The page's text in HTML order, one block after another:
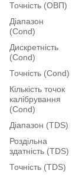
Точність (ОВП)
Діапазон
(Cond)
Дискретність
(Cond)
Точність (Cond)
Кількість точок
калібрування
(Cond)
Діапазон (TDS)
Роздільна
здатність (TDS)
Точність (TDS)